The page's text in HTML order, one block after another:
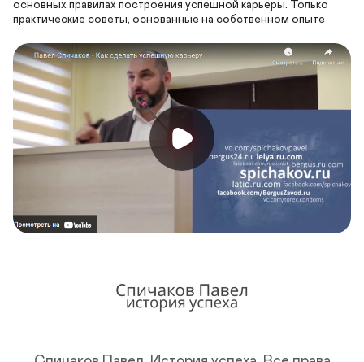
основных правилах построения успешной карьеры. Только
практические советы, основанные на собственном опыте